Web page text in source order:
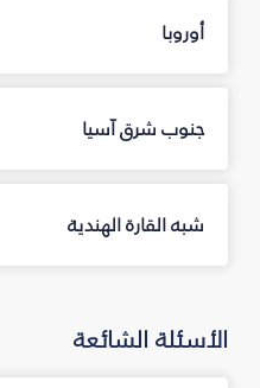
أوروبا
جنوب شرق آسيا
شبه القارة الهندية
الأسئلة الشائعة